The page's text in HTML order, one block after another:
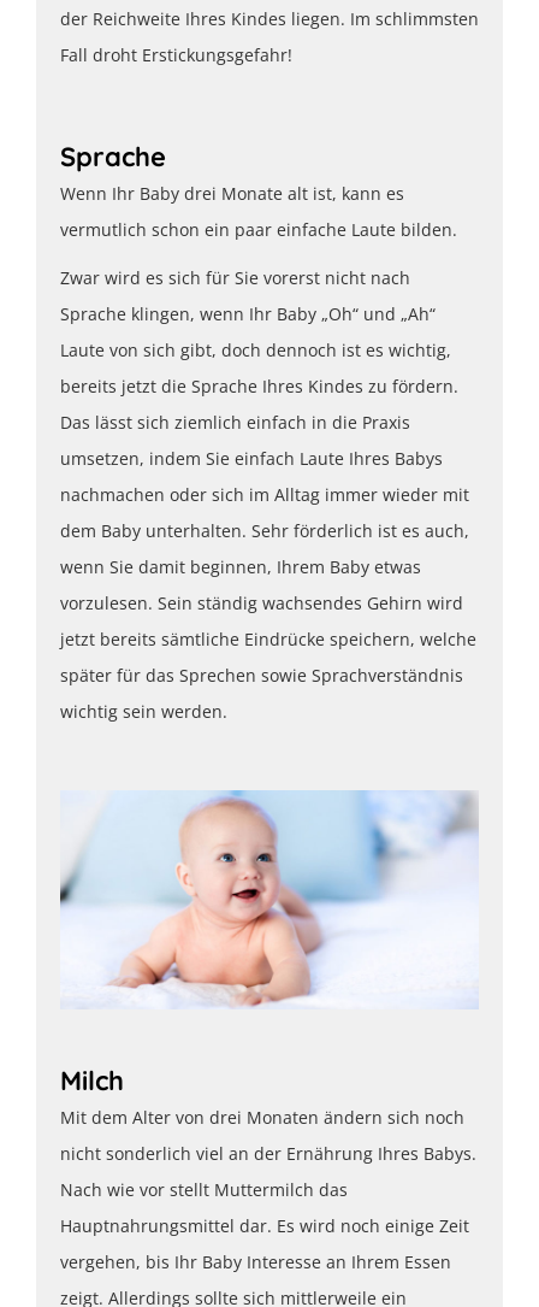
der Reichweite Ihres Kindes liegen. Im schlimmsten
Fall droht Erstickungsgefahr!
Sprache
Wenn Ihr Baby drei Monate alt ist, kann es
vermutlich schon ein paar einfache Laute bilden.
Zwar wird es sich für Sie vorerst nicht nach
Sprache klingen, wenn Ihr Baby „Oh“ und „Ah“
Laute von sich gibt, doch dennoch ist es wichtig,
bereits jetzt die Sprache Ihres Kindes zu fördern.
Das lässt sich ziemlich einfach in die Praxis
umsetzen, indem Sie einfach Laute Ihres Babys
nachmachen oder sich im Alltag immer wieder mit
dem Baby unterhalten. Sehr förderlich ist es auch,
wenn Sie damit beginnen, Ihrem Baby etwas
vorzulesen. Sein ständig wachsendes Gehirn wird
jetzt bereits sämtliche Eindrücke speichern, welche
später für das Sprechen sowie Sprachverständnis
wichtig sein werden.
Milch
Mit dem Alter von drei Monaten ändern sich noch
nicht sonderlich viel an der Ernährung Ihres Babys.
Nach wie vor stellt Muttermilch das
Hauptnahrungsmittel dar. Es wird noch einige Zeit
vergehen, bis Ihr Baby Interesse an Ihrem Essen
zeigt. Allerdings sollte sich mittlerweile ein